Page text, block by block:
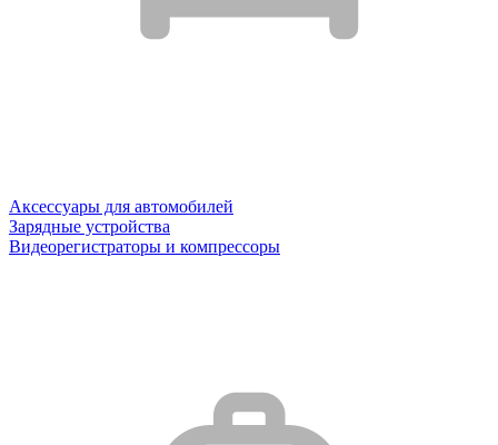
Аксессуары для автомобилей
Зарядные устройства
Видеорегистраторы и компрессоры